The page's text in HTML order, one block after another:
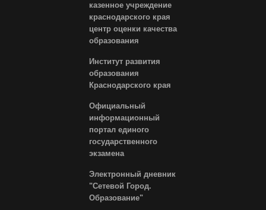
казенное учреждение
краснодарского края
центр оценки качества
образования
Институт развития
образования
Краснодарского края
Официальный
информационный
портал единого
государственного
экзамена
Электронный дневник
"Сетевой Город.
Образование"